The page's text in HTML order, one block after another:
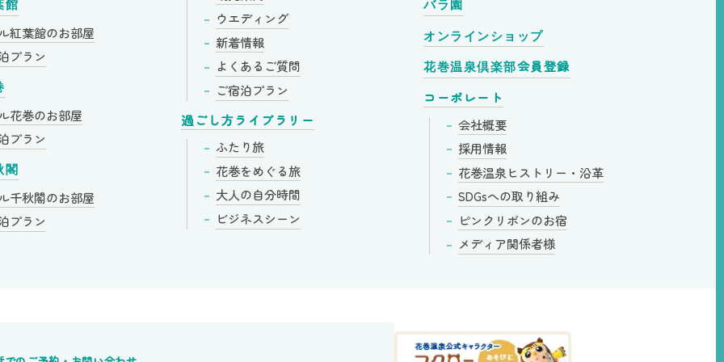
館
紅葉館のお部屋
プラン
花巻のお部屋
プラン
閣
千秋閣のお部屋
プラン
ウエディング
新着情報
よくあるご質問
ご宿泊プラン
過ごし方ライブラリー
ふたり旅
花巻をめぐる旅
大人の自分時間
ビジネスシーン
バラ園
オンラインショップ
花巻温泉倶楽部会員登録
コーポレート
会社概要
採用情報
花巻温泉 ヒストリー・ 沿革
SDGsへの取り組み
ピンクリボンのお宿
メディア関係者様